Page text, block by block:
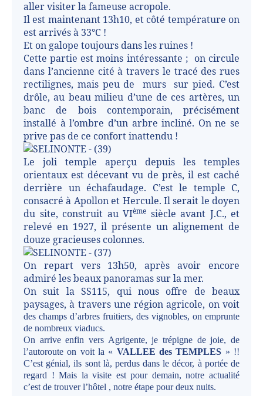
aller visiter la fameuse acropole.
Il est maintenant 13h10, et côté température on
est arrivés à 33°C !
Et on galope toujours dans les ruines !
Cette partie est moins intéressante ; on circule
dans l’ancienne cité à travers le tracé des rues
rectilignes, mais peu de
murs
sur pied. C’est
drôle, au beau milieu d’une de ces artères, un
banc de bois contemporain, précisément
installé à l’ombre d’un arbre incliné. On ne se
prive pas de ce confort inattendu !
Le joli temple aperçu depuis les temples
orientaux est décevant vu de près, il est caché
derrière un échafaudage. C’est le temple C,
consacré à Apollon et Hercule. Il serait le doyen
du site, construit au VIème siècle avant J.C., et
relevé en 1927, il présente un alignement de
douze gracieuses colonnes.
On repart vers 13h50, après avoir encore
admiré les beaux panoramas sur la mer.
On suit la SS115, qui nous offre de beaux
paysages, à travers une région agricole, on voit
des champs d’arbres fruitiers, des vignobles, on emprunte
de nombreux viaducs.
On arrive enfin vers Agrigente, je trépigne de joie, de
l’autoroute on voit la « VALLEE des TEMPLES » !!
C’est génial, ils sont là, perdus dans le décor, à portée de
regard ! Mais la visite est pour demain, notre actualité
c’est de trouver l’hôtel , notre étape pour deux nuits.